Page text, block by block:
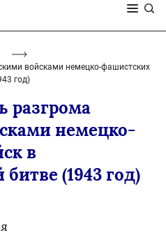
войсками немецко-фашистских
год)
разгрома
немецко-
в
(1943 год)